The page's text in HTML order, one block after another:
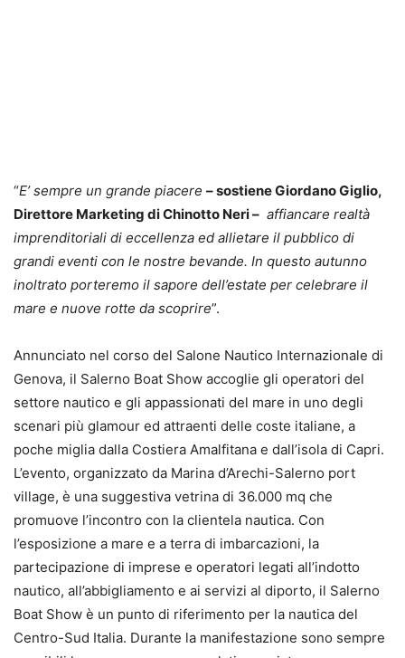
“E’ sempre un grande piacere – sostiene Giordano Giglio,
Direttore Marketing di Chinotto Neri – affiancare realtà
imprenditoriali di eccellenza ed allietare il pubblico di
grandi eventi con le nostre bevande. In questo autunno
inoltrato porteremo il sapore dell’estate per celebrare il
mare e nuove rotte da scoprire”.
Annunciato nel corso del Salone Nautico Internazionale di
Genova, il Salerno Boat Show accoglie gli operatori del
settore nautico e gli appassionati del mare in uno degli
scenari più glamour ed attraenti delle coste italiane, a
poche miglia dalla Costiera Amalfitana e dall’isola di Capri.
L’evento, organizzato da Marina d’Arechi-Salerno port
village, è una suggestiva vetrina di 36.000 mq che
promuove l’incontro con la clientela nautica. Con
l’esposizione a mare e a terra di imbarcazioni, la
partecipazione di imprese e operatori legati all’indotto
nautico, all’abbigliamento e ai servizi al diporto, il Salerno
Boat Show è un punto di riferimento per la nautica del
Centro-Sud Italia. Durante la manifestazione sono sempre